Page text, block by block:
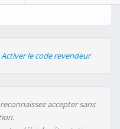
Activer le code revendeur
accepter sans